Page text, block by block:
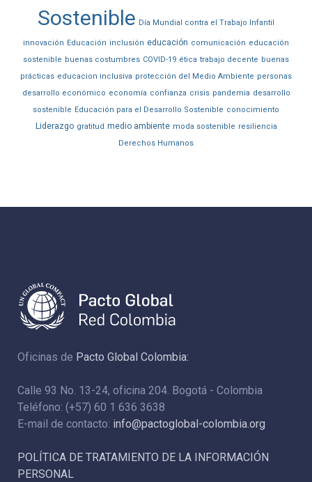
Sostenible Día Mundial contra el Trabajo Infantil
innovación Educación inclusión educación comunicación educación
sostenible buenas costumbres COVID-19 ética trabajo decente buenas
prácticas educacion inclusiva protección del Medio Ambiente personas
desarrollo económico economía confianza crisis pandemia desarrollo
sostenible Educación para el Desarrollo Sostenible conocimiento
Liderazgo gratitud medio ambiente moda sostenible resiliencia
Derechos Humanos
Oficinas de Pacto Global Colombia:
Calle 93 No. 13-24, oficina 204. Bogotá - Colombia
Teléfono: (+57) 60 1 636 3638
E-mail de contacto: info@pactoglobal-colombia.org
POLÍTICA DE TRATAMIENTO DE LA INFORMACIÓN
PERSONAL